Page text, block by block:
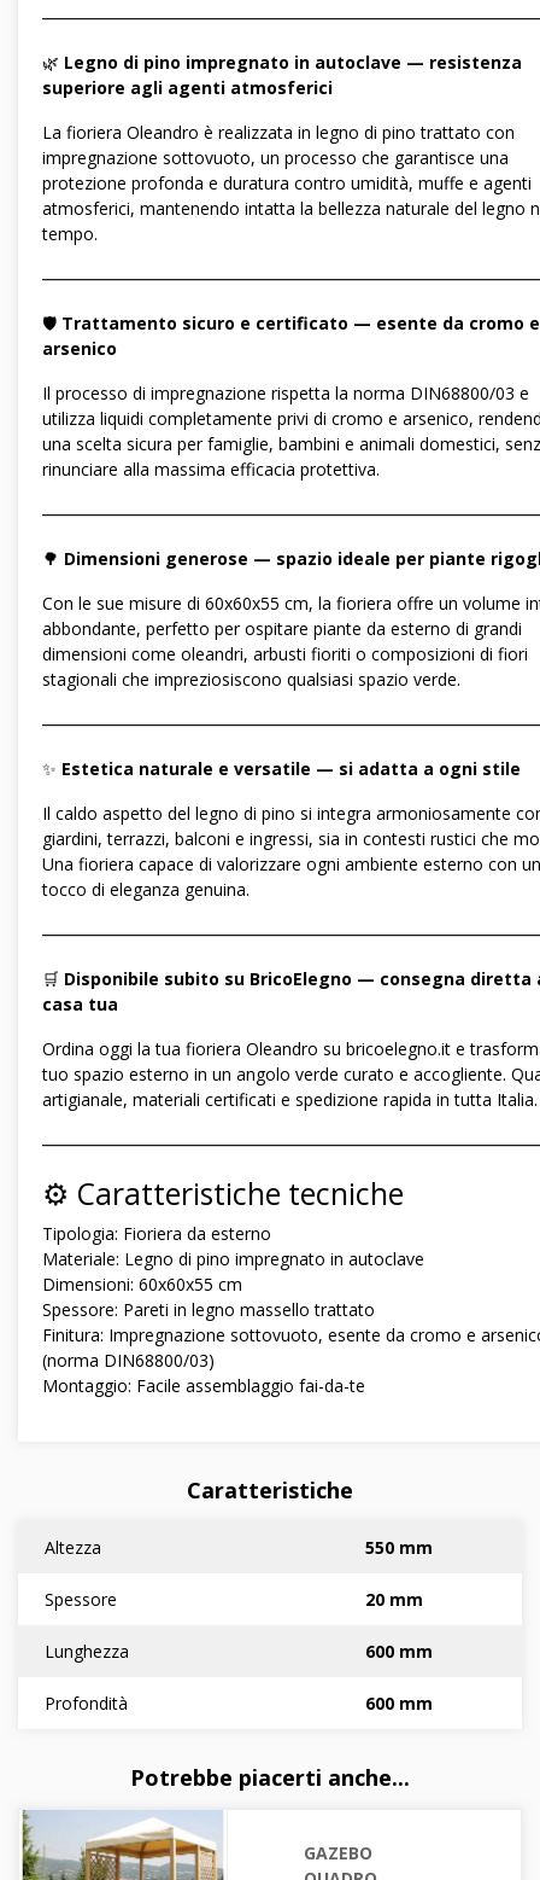
🌿 Legno di pino impregnato in autoclave — resistenza
superiore agli agenti atmosferici
La fioriera Oleandro è realizzata in legno di pino trattato con
impregnazione sottovuoto, un processo che garantisce una
protezione profonda e duratura contro umidità, muffe e agenti
atmosferici, mantenendo intatta la bellezza naturale del legno
tempo.
🛡️ Trattamento sicuro e certificato — esente da cromo e
arsenico
Il processo di impregnazione rispetta la norma DIN68800/03 e
utilizza liquidi completamente privi di cromo e arsenico,
una scelta sicura per famiglie, bambini e animali domestici,
rinunciare alla massima efficacia protettiva.
🌳 Dimensioni generose — spazio ideale per piante
Con le sue misure di 60x60x55 cm, la fioriera offre un volume
abbondante, perfetto per ospitare piante da esterno di grandi
dimensioni come oleandri, arbusti fioriti o composizioni di fiori
stagionali che impreziosiscono qualsiasi spazio verde.
✨ Estetica naturale e versatile — si adatta a ogni stile
Il caldo aspetto del legno di pino si integra armoniosamente
giardini, terrazzi, balconi e ingressi, sia in contesti rustici che
Una fioriera capace di valorizzare ogni ambiente esterno con un
tocco di eleganza genuina.
🛒 Disponibile subito su BricoElegno — consegna diretta
casa tua
Ordina oggi la tua fioriera Oleandro su bricoelegno.it e
tuo spazio esterno in un angolo verde curato e accogliente.
artigianale, materiali certificati e spedizione rapida in tutta Italia.
⚙️ Caratteristiche tecniche
Tipologia: Fioriera da esterno
Materiale: Legno di pino impregnato in autoclave
Dimensioni: 60x60x55 cm
Spessore: Pareti in legno massello trattato
Finitura: Impregnazione sottovuoto, esente da cromo e
(norma DIN68800/03)
Montaggio: Facile assemblaggio fai-da-te
Caratteristiche
Altezza 550 mm
Spessore 20 mm
Lunghezza 600 mm
Profondità 600 mm
Potrebbe piacerti anche...
GAZEBO